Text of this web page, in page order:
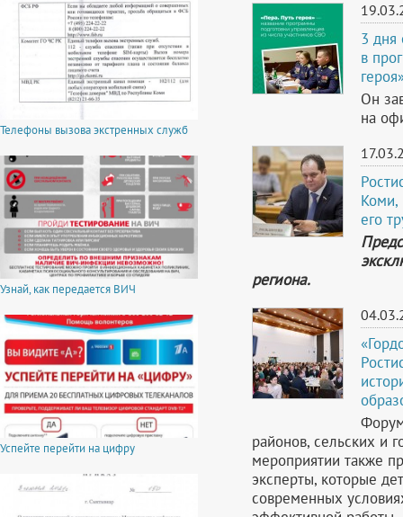
Телефоны вызова экстренных служб
Узнай, как передается ВИЧ
Успейте перейти на цифру
3 дня
в
Он
на
Коми,
его
региона.
районов, сельских и
мероприятии также
эксперты, которые
современных